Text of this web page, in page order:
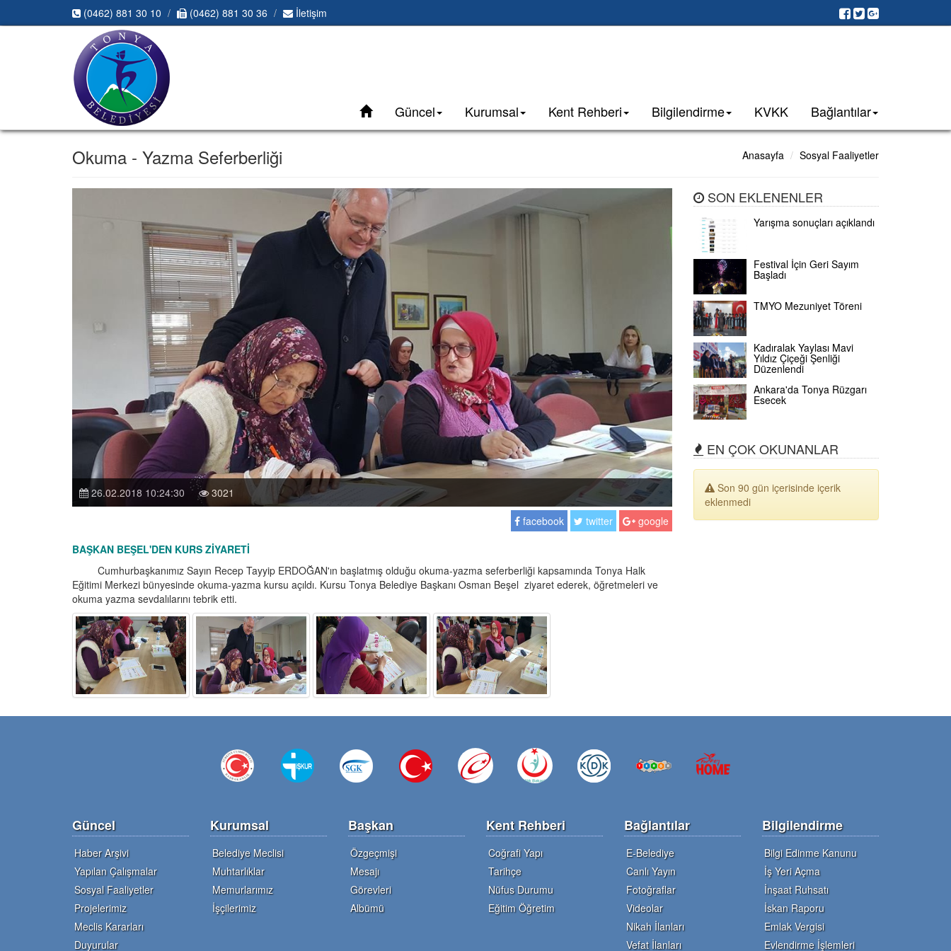
(0462) 881 30 10 (0462) 881 30 36 İletişim
Güncel Kurumsal Kent Rehberi Bilgilendirme KVKK Bağlantılar
Okuma - Yazma Seferberliği Anasayfa Sosyal Faaliyetler
26.02.2018 10:24:30
3021
facebook
twitter
google
BAŞKAN BEŞEL'DEN KURS ZİYARETİ
Cumhurbaşkanımız Sayın Recep Tayyip ERDOĞAN'ın başlatmış olduğu okuma-yazma seferberliği kapsamında Tonya Halk
Eğitimi Merkezi bünyesinde okuma-yazma kursu açıldı. Kursu Tonya Belediye Başkanı Osman Beşel ziyaret ederek, öğretmeleri ve
okuma yazma sevdalılarını tebrik etti.
SON EKLENENLER
Yarışma sonuçları açıklandı
Festival İçin Geri Sayım
Başladı
TMYO Mezuniyet Töreni
Kadıralak Yaylası Mavi
Yıldız Çiçeği Şenliği
Düzenlendi
Ankara'da Tonya Rüzgarı
Esecek
EN ÇOK OKUNANLAR
Son 90 gün içerisinde içerik
eklenmedi
Güncel
Haber Arşivi
Yapılan Çalışmalar
Sosyal Faaliyetler
Projelerimiz
Meclis Kararları
Duyurular
Kurumsal
Belediye Meclisi
Muhtarlıklar
Memurlarımız
İşçilerimiz
Başkan
Özgeçmişi
Mesajı
Görevleri
Albümü
Kent Rehberi
Coğrafi Yapı
Tarihçe
Nüfus Durumu
Eğitim Öğretim
Bağlantılar
E-Belediye
Canlı Yayın
Fotoğraflar
Videolar
Nikah İlanları
Vefat İlanları
Bilgilendirme
Bilgi Edinme Kanunu
İş Yeri Açma
İnşaat Ruhsatı
İskan Raporu
Emlak Vergisi
Evlendirme İşlemleri